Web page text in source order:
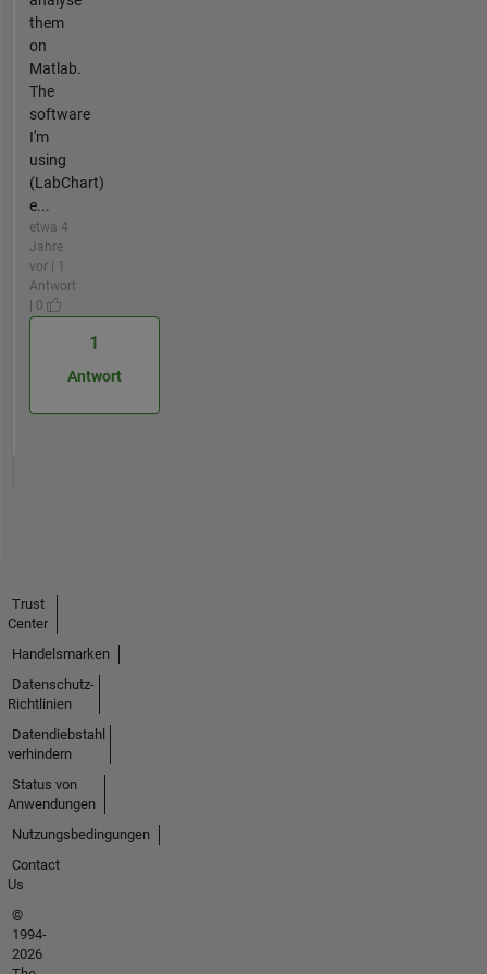
them
on
Matlab.
The
software
I'm
using
(LabChart)
e...
etwa 4
Jahre
vor | 1
Antwort
| 0
1
Antwort
Trust
Center
Handelsmarken
Datenschutz-
Richtlinien
Datendiebstahl
verhindern
Status von
Anwendungen
Nutzungsbedingungen
Contact
Us
©
1994-
2026